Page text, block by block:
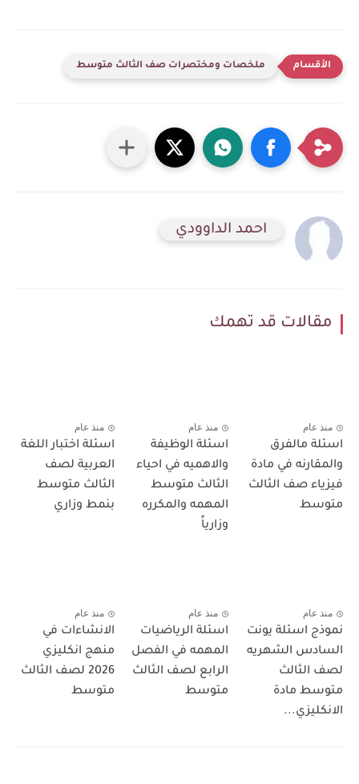
ملخصات ومختصرات صف الثالث متوسط
احمد الداوودي
مقالات قد تهمك
منذ عام
اسئلة مالفرق
والمقارنه في مادة
فيزياء صف الثالث
متوسط
منذ عام
اسئلة الوظيفة
والاهميه في احياء
الثالث متوسط
المهمه والمكرره
وزارياً
منذ عام
اسئلة اختبار اللغة
العربية لصف
الثالث متوسط
بنمط وزاري
منذ عام
نموذج اسئلة يونت
السادس الشهريه
لصف الثالث
متوسط مادة
الانكليزي...
منذ عام
اسئلة الرياضيات
المهمه في الفصل
الرابع لصف الثالث
متوسط
منذ عام
الانشاءات في
منهج انكليزي
2026 لصف الثالث
متوسط